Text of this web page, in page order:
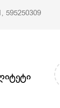
595250309